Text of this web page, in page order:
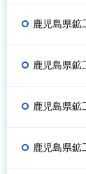
鹿児島県鉱
鹿児島県鉱
鹿児島県鉱
鹿児島県鉱